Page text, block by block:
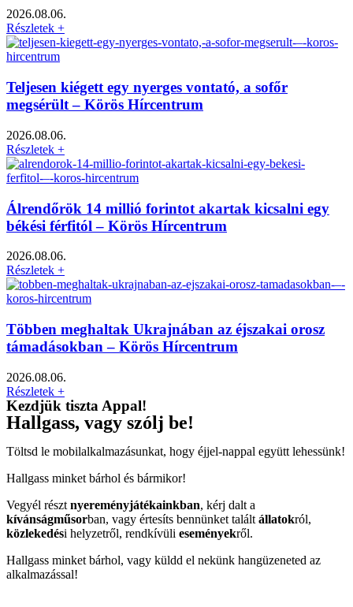
2026.08.06.
Részletek +
Teljesen kiégett egy nyerges vontató, a sofőr
megsérült – Körös Hírcentrum
2026.08.06.
Részletek +
Álrendőrök 14 millió forintot akartak kicsalni egy
békési férfitól – Körös Hírcentrum
2026.08.06.
Részletek +
Többen meghaltak Ukrajnában az éjszakai orosz
támadásokban – Körös Hírcentrum
2026.08.06.
Részletek +
Kezdjük tiszta Appal!
Hallgass, vagy szólj be!
Töltsd le mobilalkalmazásunkat, hogy éjjel-nappal együtt lehessünk!
Hallgass minket bárhol és bármikor!
Vegyél részt nyereményjátékainkban, kérj dalt a
kívánságműsorban, vagy értesíts bennünket talált állatokról,
közlekedési helyzetről, rendkívüli eseményekről.
Hallgass minket bárhol, vagy küldd el nekünk hangüzeneted az
alkalmazással!